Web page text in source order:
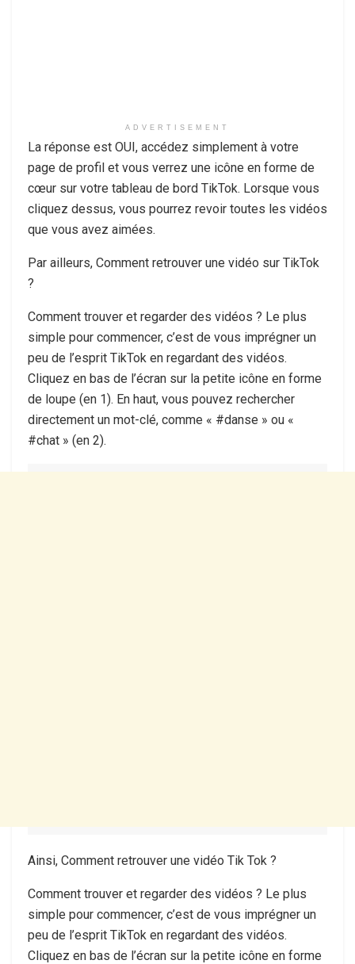
ADVERTISEMENT
La réponse est OUI, accédez simplement à votre
page de profil et vous verrez une icône en forme de
cœur sur votre tableau de bord TikTok. Lorsque vous
cliquez dessus, vous pourrez revoir toutes les vidéos
que vous avez aimées.
Par ailleurs, Comment retrouver une vidéo sur TikTok
?
Comment trouver et regarder des vidéos ? Le plus
simple pour commencer, c’est de vous imprégner un
peu de l’esprit TikTok en regardant des vidéos.
Cliquez en bas de l’écran sur la petite icône en forme
de loupe (en 1). En haut, vous pouvez rechercher
directement un mot-clé, comme « #danse » ou «
#chat » (en 2).
Ainsi, Comment retrouver une vidéo Tik Tok ?
Comment trouver et regarder des vidéos ? Le plus
simple pour commencer, c’est de vous imprégner un
peu de l’esprit TikTok en regardant des vidéos.
Cliquez en bas de l’écran sur la petite icône en forme